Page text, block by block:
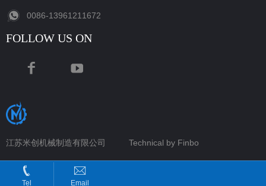
‪0086-13961211672‬
FOLLOW US ON
江苏米创机械制造有限公司 Technical by Finbo
Tel Email